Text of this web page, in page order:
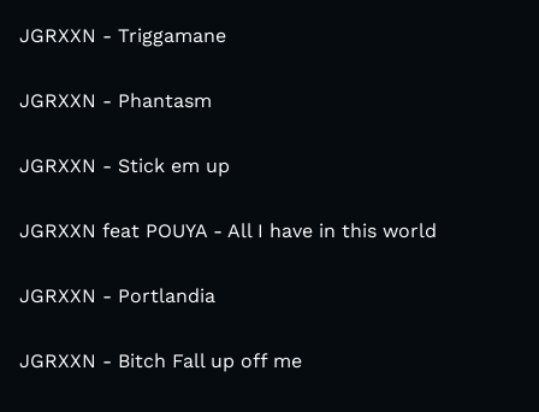
JGRXXN - Triggamane
JGRXXN - Phantasm
JGRXXN - Stick em up
JGRXXN feat POUYA - All I have in this world
JGRXXN - Portlandia
JGRXXN - Bitch Fall up off me